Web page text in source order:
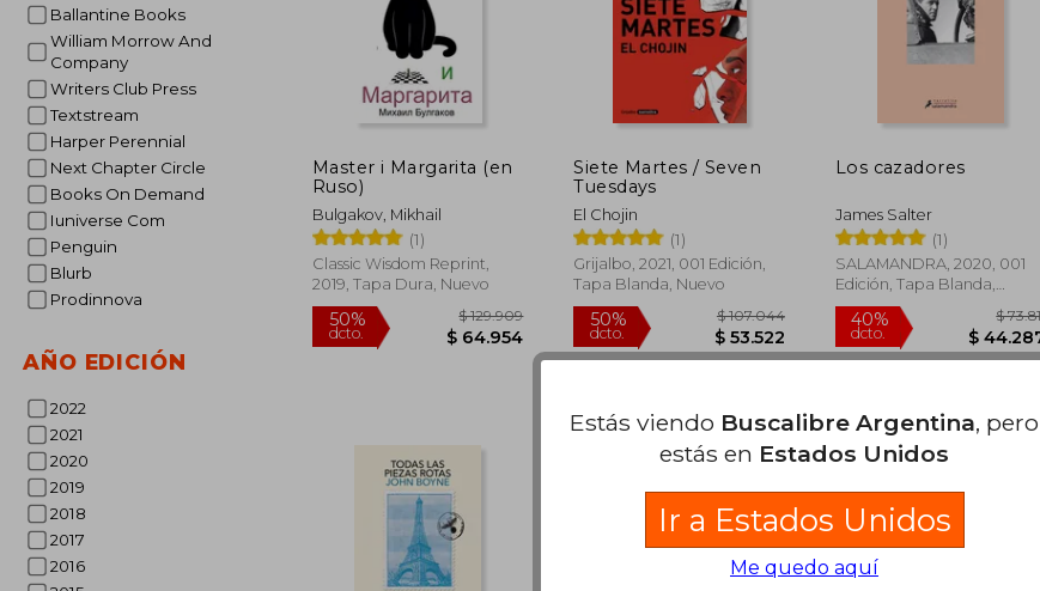
Ballantine Books
William Morrow And
Company
Writers Club Press
Textstream
Harper Perennial
Next Chapter Circle
Books On Demand
Iuniverse Com
Penguin
Blurb
Prodinnova
AÑO EDICIÓN
2022
2021
2020
2019
2018
2017
2016
50%
dcto.
50%
dcto.
55%
dcto.
Master i Margarita (en
Ruso)
Bulgakov, Mikhail
(1)
Classic Wisdom Reprint,
2019, Tapa Dura, Nuevo
Siete Martes / Seven
Tuesdays
El Chojin
(1)
Grijalbo, 2021, 001 Edición,
Tapa Blanda, Nuevo
Los cazadores
James Salter
(1)
SALAMANDRA, 2020, 001
Edición, Tapa Blanda,
Nuevo
Estás viendo Buscalibre Argentina, pero
estás en Estados Unidos
Ir a Estados Unidos
Me quedo aquí